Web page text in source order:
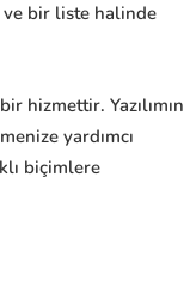
bir liste halinde
hizmettir. Yazılımın
yardımcı
biçimlere